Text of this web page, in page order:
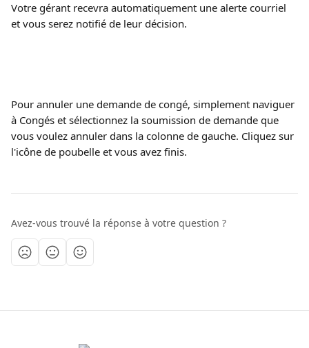
Votre gérant recevra automatiquement une alerte courriel
et vous serez notifié de leur décision.
Pour annuler une demande de congé, simplement naviguer
à Congés et sélectionnez la soumission de demande que
vous voulez annuler dans la colonne de gauche. Cliquez sur
l'icône de poubelle et vous avez finis.
Avez-vous trouvé la réponse à votre question ?